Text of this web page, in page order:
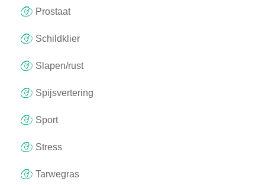
Prostaat
Schildklier
Slapen/rust
Spijsvertering
Sport
Stress
Tarwegras